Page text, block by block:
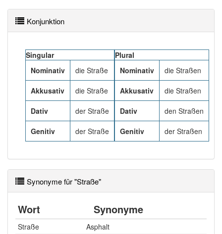
Verlauf zulassen. Mehr lesen
Konjunktion
Singular
Nominativ
die Straße
Akkusativ die Straße
Dativ der Straße
Genitiv der Straße
Plural
Nominativ
die Straßen
Akkusativ die Straßen
Dativ den Straßen
Genitiv der Straßen
Synonyme für "Straße"
Wort Synonyme
Straße Asphalt